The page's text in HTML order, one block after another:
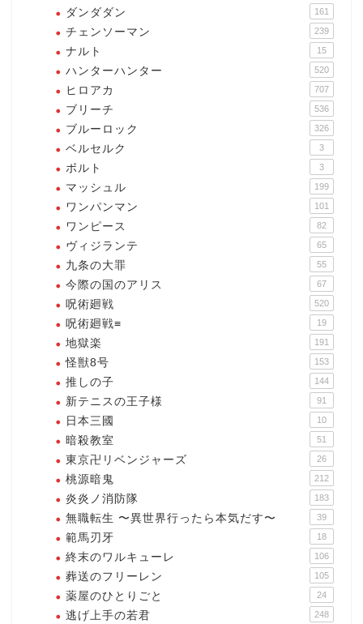
ダンダダン 161
チェンソーマン 239
ナルト 15
ハンターハンター 520
ヒロアカ 707
ブリーチ 536
ブルーロック 326
ベルセルク 3
ボルト 3
マッシュル 199
ワンパンマン 101
ワンピース 82
ヴィジランテ 65
九条の大罪 55
今際の国のアリス 67
呪術廻戦 520
呪術廻戦≡ 19
地獄楽 191
怪獣8号 153
推しの子 144
新テニスの王子様 91
日本三國 10
暗殺教室 51
東京卍リベンジャーズ 26
桃源暗鬼 212
炎炎ノ消防隊 183
無職転生 〜異世界行ったら本気だす〜 39
範馬刃牙 18
終末のワルキューレ 106
葬送のフリーレン 105
薬屋のひとりごと 24
逃げ上手の若君 248